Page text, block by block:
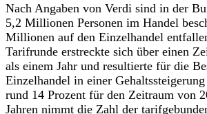
Nach Angaben von Verdi sind in der
5,2 Millionen Personen im Handel
Millionen auf den Einzelhandel
Tarifrunde erstreckte sich über einen
als einem Jahr und resultierte für die
Einzelhandel in einer
rund 14 Prozent für den Zeitraum von
Jahren nimmt die Zahl der